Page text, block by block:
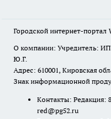
Городской интернет-портал
О компании: Учредитель: ИП
Ю.Г.
Адрес: 610001, Кировская
Знак информационной
Контакты: Редакция:
red@pg52.ru